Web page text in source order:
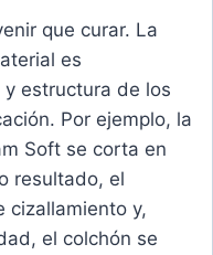
que curar. La
es
estructura de los
Por ejemplo, la
Soft se corta en
resultado, el
cizallamiento y,
el colchón se